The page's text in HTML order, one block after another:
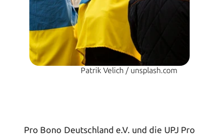
Patrik Velich /​ unsplash.com
Pro Bono Deutschland e.V. und die UPJ Pro